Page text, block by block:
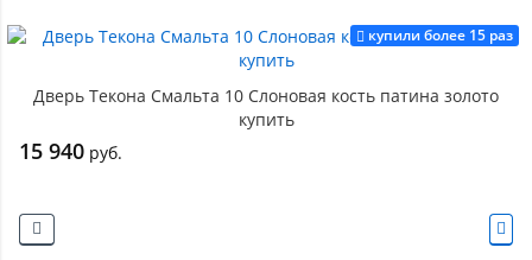
купили более 15 раз
Дверь Текона Смальта 10 Слоновая кость патина золото
купить
15 940 руб.